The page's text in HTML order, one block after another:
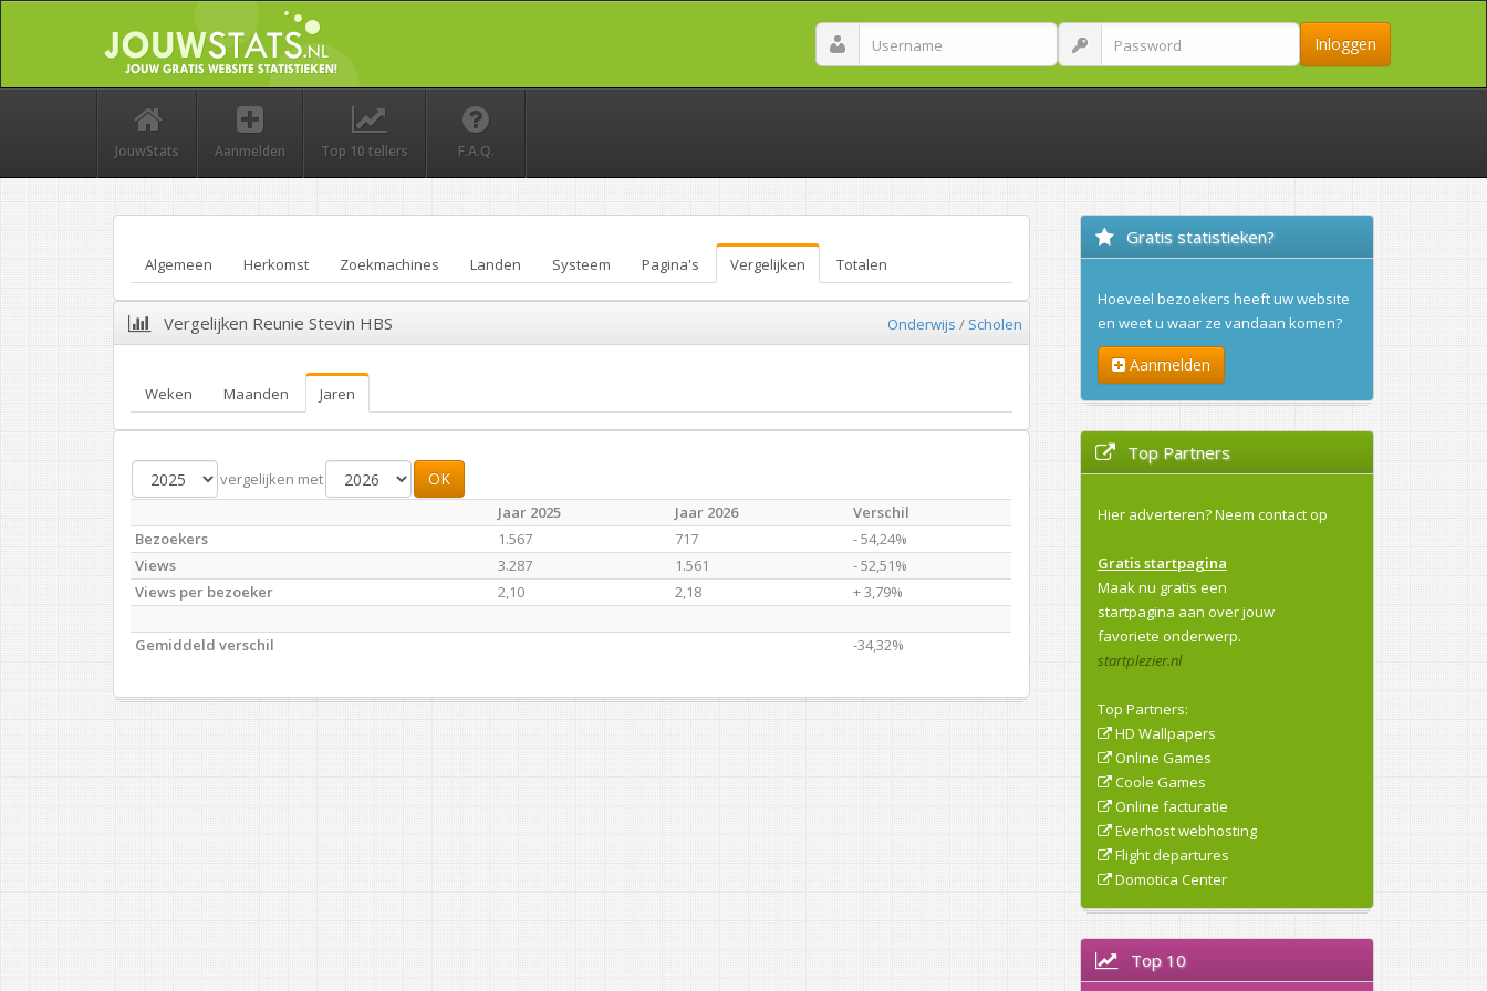
Inloggen
JouwStats Aanmelden Top 10 tellers F.A.Q.
Algemeen Herkomst Zoekmachines Landen Systeem Pagina's Vergelijken Totalen
Vergelijken Reunie Stevin HBS Onderwijs / Scholen
Weken Maanden Jaren
vergelijken met OK
Jaar 2025 Jaar 2026
Verschil
Bezoekers
1.567 717
- 54,24%
Views
3.287 1.561
- 52,51%
Views per bezoeker
2,10 2,18 + 3,79%
Gemiddeld verschil -34,32%
Gratis statistieken?
Hoeveel bezoekers heeft uw website
en weet u waar ze vandaan komen?
Aanmelden
Top Partners
Hier adverteren?Neem contact op
Gratis startpagina
Maak nu gratis een
startpagina aan over jouw
favoriete onderwerp.
startplezier.nl
Top Partners:
HD Wallpapers
Online Games
Coole Games
Online facturatie
Everhost webhosting
Flight departures
Domotica Center
Top 10